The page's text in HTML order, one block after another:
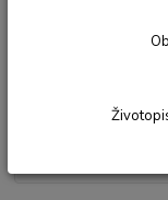
PARFÉM